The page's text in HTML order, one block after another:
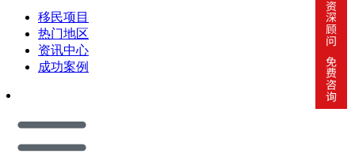
移民项目
热门地区
资讯中心
成功案例